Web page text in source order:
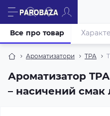
Ароматизатори TPA
Ароматизатор
– насичений смак
Все про товар